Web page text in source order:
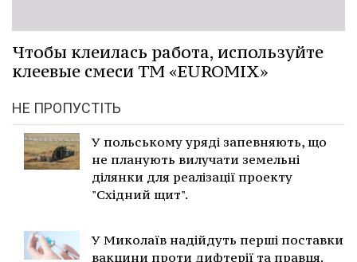
Чтобы клеилась работа, используйте
клеевые смеси ТМ «EUROMIX»
НЕ ПРОПУСТІТЬ
У польському уряді запевняють, що
не планують вилучати земельні
ділянки для реалізації проекту
"Східний щит".
У Миколаїв надійдуть перші поставки
вакцини проти дифтерії та правця.